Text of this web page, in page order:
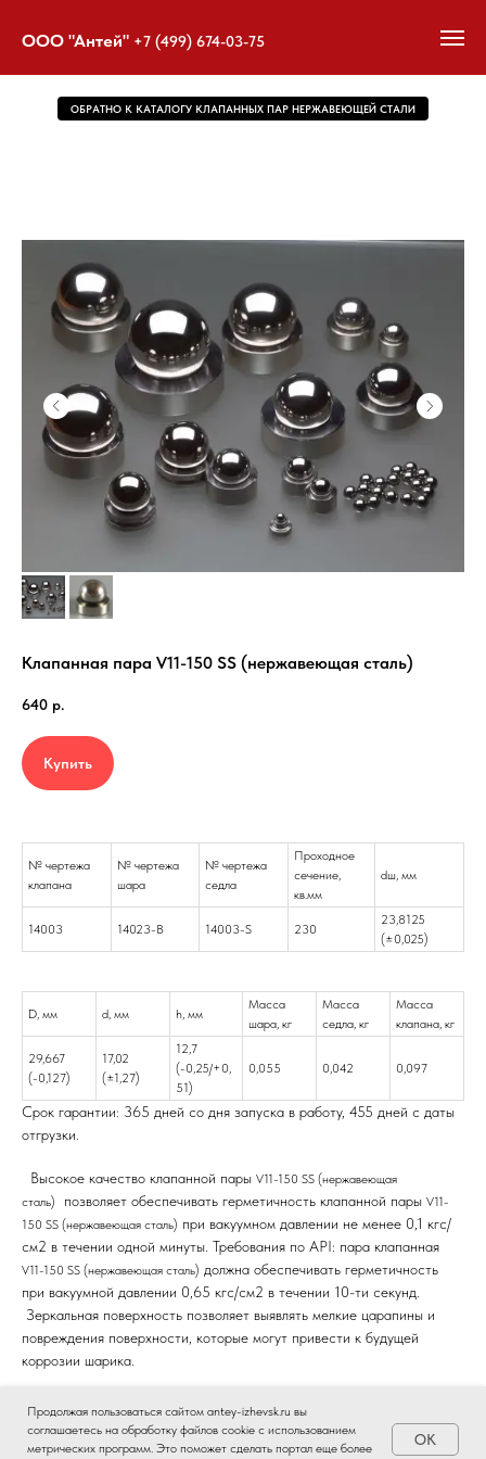
ООО "Антей" +7 (499) 674-03-75
Продолжая пользоваться сайтом antey-izhevsk.ru вы
соглашаетесь на обработку файлов cookie с использованием
метрических программ. Это поможет сделать портал еще более
OK
ОБРАТНО К КАТАЛОГУ КЛАПАННЫХ ПАР НЕРЖАВЕЮЩЕЙ СТАЛИ
Клапанная пара V11-150 SS (нержавеющая сталь)
640 р.
Купить
№ чертежа
клапана
№ чертежа
шара
№ чертежа
седла
Проходное
cечение,
кв.мм
dш, мм
14003 14023-B 14003-S 230
23,8125
(±0,025)
D, мм d, мм h, мм
Масса
шара, кг
Масса
седла, кг
Масса
клапана, кг
29,667
(-0,127)
17,02
(±1,27)
12,7
(-0,25/+0,
51)
0,055 0,042 0,097
Срок гарантии: 365 дней со дня запуска в работу, 455 дней с даты
отгрузки.
Высокое качество клапанной пары V11-150 SS (нержавеющая
сталь)
позволяет обеспечивать герметичность клапанной пары V11-
150 SS (нержавеющая сталь) при вакуумном давлении не менее 0,1 кгс/
см2 в течении одной минуты. Требования по API: пара клапанная
V11-150 SS (нержавеющая сталь) должна обеспечивать герметичность
при вакуумной давлении 0,65 кгс/см2 в течении 10-ти секунд.
Зеркальная поверхность позволяет выявлять мелкие царапины и
повреждения поверхности, которые могут привести к будущей
коррозии шарика.
150 SS (нержавеющая сталь) , использовать насос ГШН при добычи
нефти в жестких условиях.